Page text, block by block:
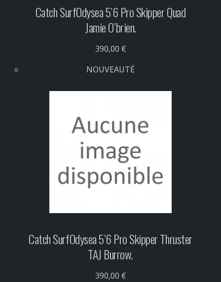
Catch SurfOdysea 5’6 Pro Skipper Quad
Jamie O’brien.
390,00 €
NOUVEAUTÉ
Catch SurfOdysea 5’6 Pro Skipper Thruster
TAJ Burrow.
390,00 €